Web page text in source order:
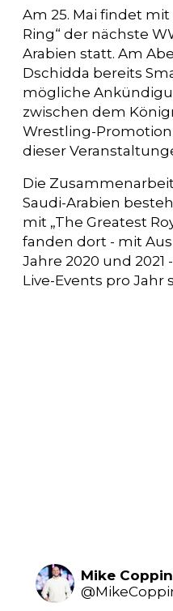
Am 25. Mai findet
Ring“ der nächste
Arabien statt. Am
Dschidda bereits
mögliche
zwischen dem
Wrestling-
dieser
Die
Saudi-Arabien
mit „The Greatest
fanden dort - mit
Jahre 2020 und
Live-Events pro Jahr
Mike
@